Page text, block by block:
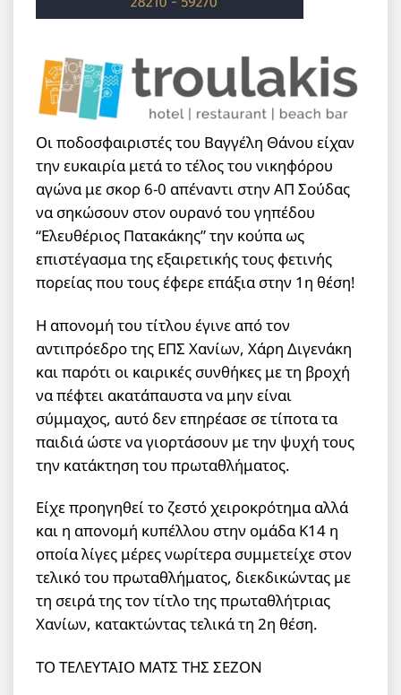
Οι ποδοσφαιριστές του Βαγγέλη Θάνου είχαν
την ευκαιρία μετά το τέλος του νικηφόρου
αγώνα με σκορ 6-0 απέναντι στην ΑΠ Σούδας
να σηκώσουν στον ουρανό του γηπέδου
“Ελευθέριος Πατακάκης” την κούπα ως
επιστέγασμα της εξαιρετικής τους φετινής
πορείας που τους έφερε επάξια στην 1η θέση!
Η απονομή του τίτλου έγινε από τον
αντιπρόεδρο της ΕΠΣ Χανίων, Χάρη Διγενάκη
και παρότι οι καιρικές συνθήκες με τη βροχή
να πέφτει ακατάπαυστα να μην είναι
σύμμαχος, αυτό δεν επηρέασε σε τίποτα τα
παιδιά ώστε να γιορτάσουν με την ψυχή τους
την κατάκτηση του πρωταθλήματος.
Είχε προηγηθεί το ζεστό χειροκρότημα αλλά
και η απονομή κυπέλλου στην ομάδα Κ14 η
οποία λίγες μέρες νωρίτερα συμμετείχε στον
τελικό του πρωταθλήματος, διεκδικώντας με
τη σειρά της τον τίτλο της πρωταθλήτριας
Χανίων, κατακτώντας τελικά τη 2η θέση.
ΤΟ ΤΕΛΕΥΤΑΙΟ ΜΑΤΣ ΤΗΣ ΣΕΖΟΝ